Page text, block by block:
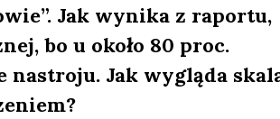
Jak wynika z raportu,
bo u około 80 proc.
nastroju. Jak wygląda